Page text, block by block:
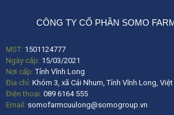
CÔNG TY CỔ PHẦN SOMO
MST: 1501124777
Ngày cấp: 15/03/2021
Nơi cấp:Tỉnh Vĩnh Long
Địa chỉ: Khóm 3, xã Cái Nhum, Tỉnh Vĩnh Long,
Điện thoại: 089 6164 555
Email: somofarmcuulong@somogroup.vn